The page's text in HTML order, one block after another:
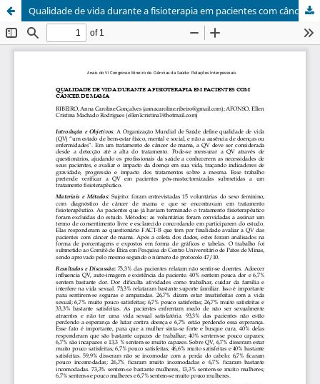
Qualidade de vida durante a fisioterapia em pacientes com câncer de mama